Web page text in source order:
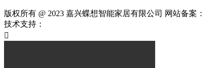
版权所有 @ 2023 嘉兴蝶想智能家居有限公司 网站备案：
技术支持：
